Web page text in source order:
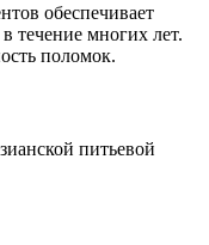
обеспечивает
течение многих лет.
поломок.
питьевой